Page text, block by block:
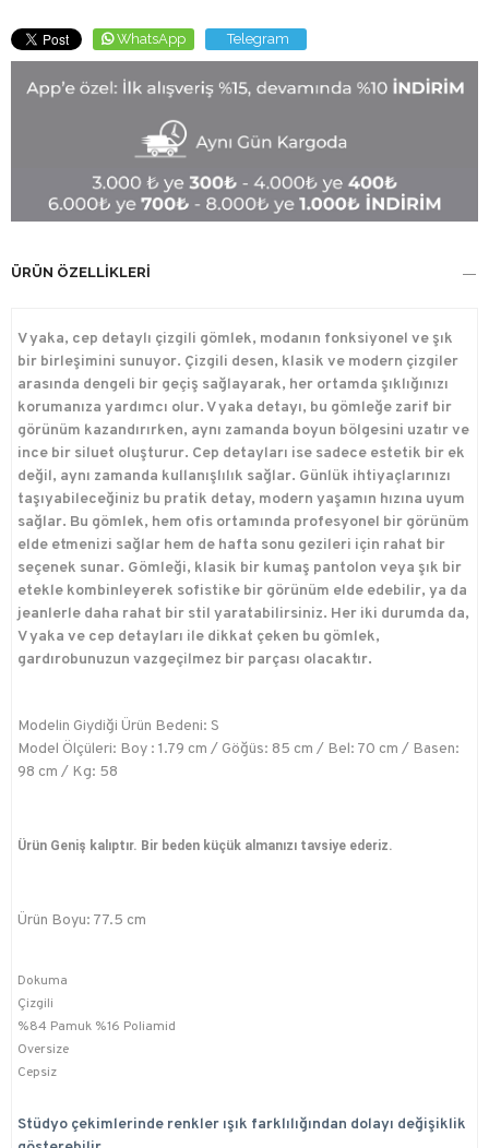
WhatsApp Telegram
ÜRÜN ÖZELLIKLERI
V yaka, cep detaylı çizgili gömlek, modanın fonksiyonel ve şık
bir birleşimini sunuyor. Çizgili desen, klasik ve modern çizgiler
arasında dengeli bir geçiş sağlayarak, her ortamda şıklığınızı
korumanıza yardımcı olur. V yaka detayı, bu gömleğe zarif bir
görünüm kazandırırken, aynı zamanda boyun bölgesini uzatır ve
ince bir siluet oluşturur. Cep detayları ise sadece estetik bir ek
değil, aynı zamanda kullanışlılık sağlar. Günlük ihtiyaçlarınızı
taşıyabileceğiniz bu pratik detay, modern yaşamın hızına uyum
sağlar. Bu gömlek, hem ofis ortamında profesyonel bir görünüm
elde etmenizi sağlar hem de hafta sonu gezileri için rahat bir
seçenek sunar. Gömleği, klasik bir kumaş pantolon veya şık bir
etekle kombinleyerek sofistike bir görünüm elde edebilir, ya da
jeanlerle daha rahat bir stil yaratabilirsiniz. Her iki durumda da,
V yaka ve cep detayları ile dikkat çeken bu gömlek,
gardırobunuzun vazgeçilmez bir parçası olacaktır.
Modelin Giydiği Ürün Bedeni: S
Model Ölçüleri: Boy : 1.79 cm / Göğüs: 85 cm / Bel: 70 cm / Basen:
98 cm / Kg: 58
Ürün Geniş kalıptır. Bir beden küçük almanızı tavsiye ederiz.
Ürün Boyu: 77.5 cm
Dokuma
Çizgili
%84 Pamuk %16 Poliamid
Oversize
Cepsiz
Stüdyo çekimlerinde renkler ışık farklılığından dolayı değişiklik